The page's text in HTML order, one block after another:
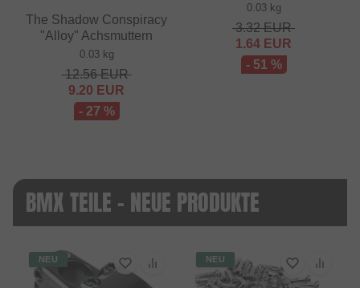
The Shadow Conspiracy
"Alloy" Achsmuttern
0.03 kg
12.56EUR
9.20 EUR
- 27 %
0.03 kg
3.32EUR
1.64 EUR
- 51 %
BMX TEILE - NEUE PRODUKTE
NEU NEU